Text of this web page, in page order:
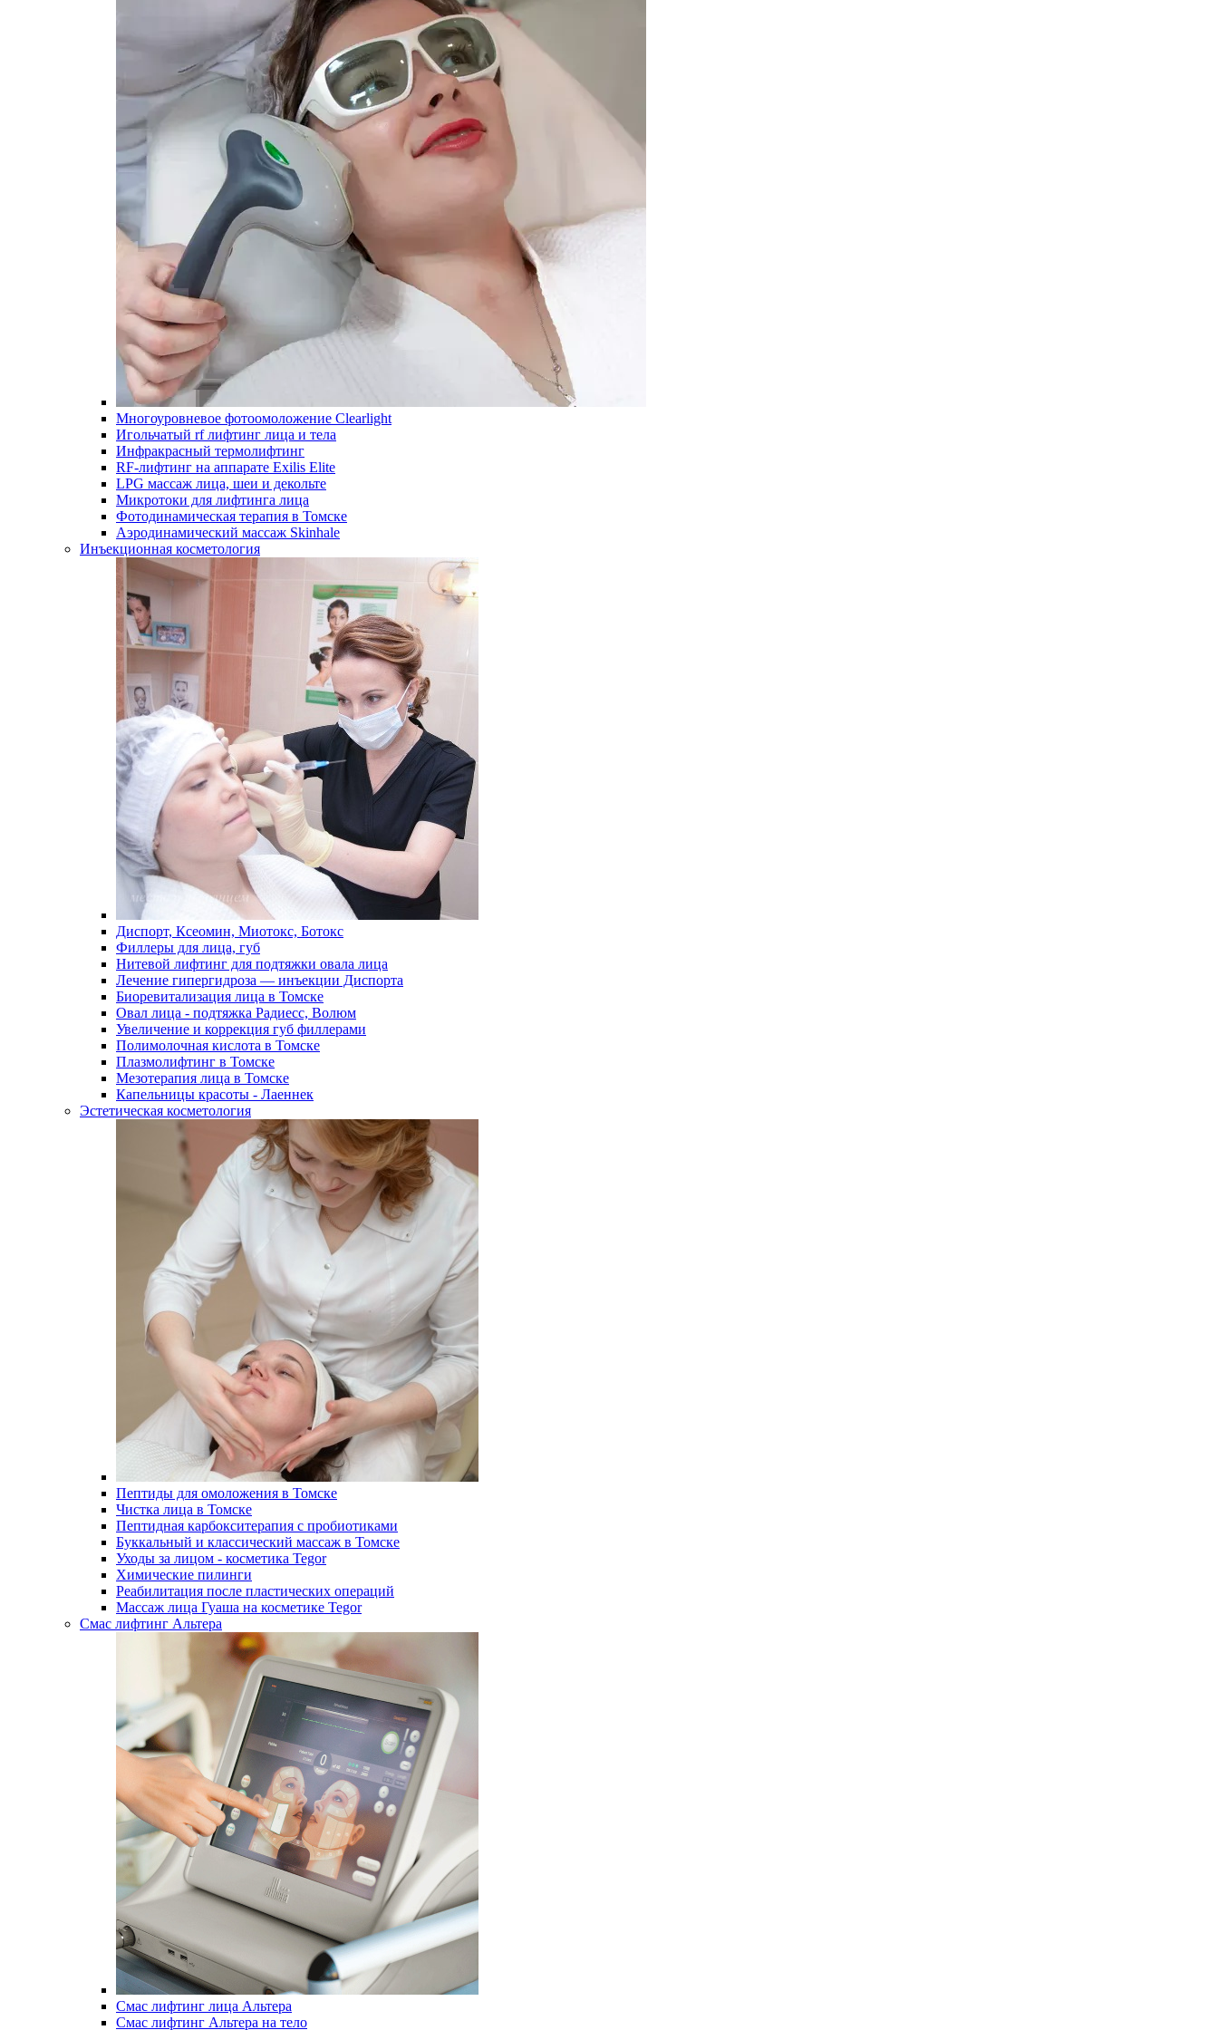
Многоуровневое фотоомоложение Clearlight
Игольчатый rf лифтинг лица и тела
Инфракрасный термолифтинг
RF-лифтинг на аппарате Exilis Elite
LPG массаж лица, шеи и декольте
Микротоки для лифтинга лица
Фотодинамическая терапия в Томске
Аэродинамический массаж Skinhale
Инъекционная косметология
Диспорт, Ксеомин, Миотокс, Ботокс
Филлеры для лица, губ
Нитевой лифтинг для подтяжки овала лица
Лечение гипергидроза — инъекции Диспорта
Биоревитализация лица в Томске
Овал лица - подтяжка Радиесс, Волюм
Увеличение и коррекция губ филлерами
Полимолочная кислота в Томске
Плазмолифтинг в Томске
Мезотерапия лица в Томске
Капельницы красоты - Лаеннек
Эстетическая косметология
Пептиды для омоложения в Томске
Чистка лица в Томске
Пептидная карбокситерапия с пробиотиками
Буккальный и классический массаж в Томске
Уходы за лицом - косметика Tegor
Химические пилинги
Реабилитация после пластических операций
Массаж лица Гуаша на косметике Tegor
Смас лифтинг Альтера
Смас лифтинг лица Альтера
Смас лифтинг Альтера на тело